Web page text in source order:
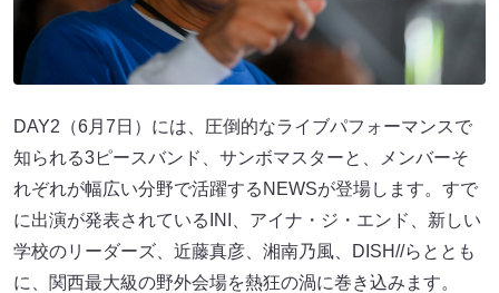
DAY2（6月7日）には、圧倒的なライブパフォーマンスで
知られる3ピースバンド、サンボマスターと、メンバーそ
れぞれが幅広い分野で活躍するNEWSが登場します。すで
に出演が発表されているINI、アイナ・ジ・エンド、新しい
学校のリーダーズ、近藤真彦、湘南乃風、DISH//らととも
に、関西最大級の野外会場を熱狂の渦に巻き込みます。